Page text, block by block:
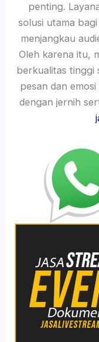
penting.
solusi utama
menjangkau
Oleh karena itu,
berkualitas tinggi
pesan dan
dengan jernih